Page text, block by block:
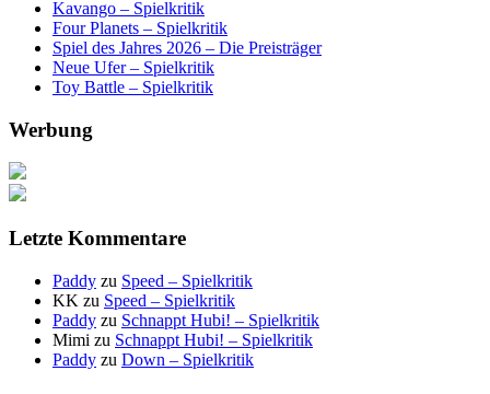
Kavango – Spielkritik
Four Planets – Spielkritik
Spiel des Jahres 2026 – Die Preisträger
Neue Ufer – Spielkritik
Toy Battle – Spielkritik
Werbung
Letzte Kommentare
Paddy zu Speed – Spielkritik
KK zu Speed – Spielkritik
Paddy zu Schnappt Hubi! – Spielkritik
Mimi zu Schnappt Hubi! – Spielkritik
Paddy zu Down – Spielkritik